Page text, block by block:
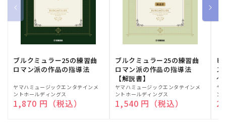
ブルクミュラー25の練習曲
ロマン派の作品の指導法
販
売
元:
ヤマハミュージックエンタテインメ
ントホールディングス
通常価格
1,870 円（税込）
ブルクミュラー25の練習曲
ロマン派の作品の指導法
【解説書】
販
売
元:
ヤマハミュージックエンタテインメ
ントホールディングス
通常価格
1,540 円（税込）
ピ
ス
～
販
売
元:
ヤ
ン